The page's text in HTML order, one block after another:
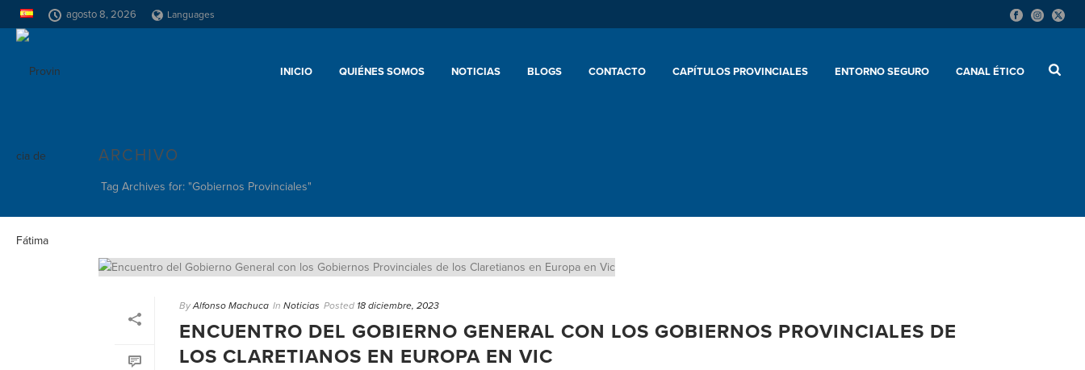
agosto 8, 2026 Languages
INICIO QUIÉNES SOMOS NOTICIAS BLOGS CONTACTO CAPÍTULOS PROVINCIALES ENTORNO SEGURO CANAL ÉTICO
ARCHIVO
Tag Archives for: "Gobiernos Provinciales"
By Alfonso Machuca In Noticias Posted 18 diciembre, 2023
ENCUENTRO DEL GOBIERNO GENERAL CON LOS GOBIERNOS PROVINCIALES DE
LOS CLARETIANOS EN EUROPA EN VIC